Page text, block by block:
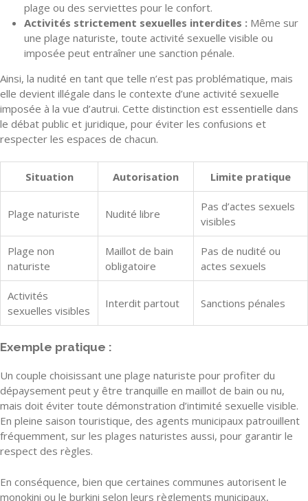
plage ou des serviettes pour le confort.
Activités strictement sexuelles interdites : Même sur
une plage naturiste, toute activité sexuelle visible ou
imposée peut entraîner une sanction pénale.
Ainsi, la nudité en tant que telle n’est pas problématique, mais
elle devient illégale dans le contexte d’une activité sexuelle
imposée à la vue d’autrui. Cette distinction est essentielle dans
le débat public et juridique, pour éviter les confusions et
respecter les espaces de chacun.
Situation Autorisation Limite pratique
Plage naturiste Nudité libre
Pas d’actes sexuels
visibles
Plage non
naturiste
Maillot de bain
obligatoire
Pas de nudité ou
actes sexuels
Activités
sexuelles visibles
Interdit partout Sanctions pénales
Exemple pratique :
Un couple choisissant une plage naturiste pour profiter du
dépaysement peut y être tranquille en maillot de bain ou nu,
mais doit éviter toute démonstration d’intimité sexuelle visible.
En pleine saison touristique, des agents municipaux patrouillent
fréquemment, sur les plages naturistes aussi, pour garantir le
respect des règles.
En conséquence, bien que certaines communes autorisent le
monokini ou le burkini selon leurs règlements municipaux,